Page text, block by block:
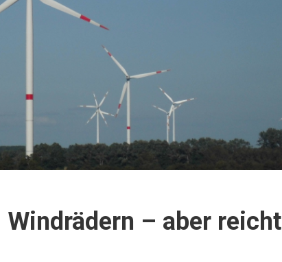
Windrädern – aber reicht